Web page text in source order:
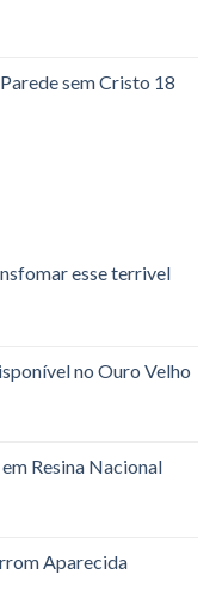
sem Cristo 18
esse terrivel
no Ouro Velho
Resina Nacional
Aparecida